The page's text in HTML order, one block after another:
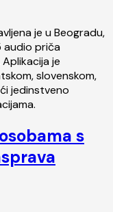
je u Beogradu,
audio priča
je
slovenskom,
jedinstveno
s